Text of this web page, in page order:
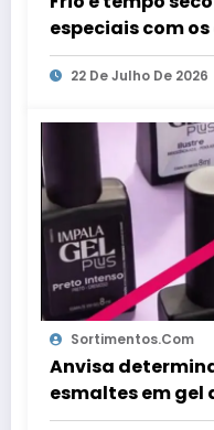
especiais com
22 De Julho De 2026
Sortimentos.com
Anvisa
esmaltes em